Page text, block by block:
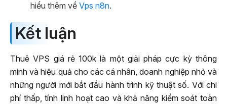
hiểu thêm về Vps n8n.
Kết luận
Thuê VPS giá rẻ 100k là một giải pháp cực kỳ thông
minh và hiệu quả cho các cá nhân, doanh nghiệp nhỏ và
những người mới bắt đầu hành trình kỹ thuật số. Với chi
phí thấp, tính linh hoạt cao và khả năng kiểm soát toàn